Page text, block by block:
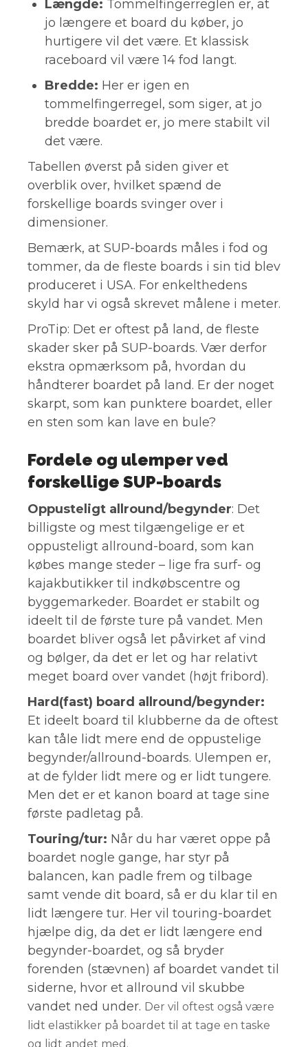
Længde: Tommelfingerreglen er, at
jo længere et board du køber, jo
hurtigere vil det være. Et klassisk
raceboard vil være 14 fod langt.
Bredde: Her er igen en
tommelfingerregel, som siger, at jo
bredde boardet er, jo mere stabilt vil
det være.
Tabellen øverst på siden giver et
overblik over, hvilket spænd de
forskellige boards svinger over i
dimensioner.
Bemærk, at SUP-boards måles i fod og
tommer, da de fleste boards i sin tid blev
produceret i USA. For enkelthedens
skyld har vi også skrevet målene i meter.
ProTip: Det er oftest på land, de fleste
skader sker på SUP-boards. Vær derfor
ekstra opmærksom på, hvordan du
håndterer boardet på land. Er der noget
skarpt, som kan punktere boardet, eller
en sten som kan lave en bule?
Fordele og ulemper ved
forskellige SUP-boards
Oppusteligt allround/begynder: Det
billigste og mest tilgængelige er et
oppusteligt allround-board, som kan
købes mange steder – lige fra surf- og
kajakbutikker til indkøbscentre og
byggemarkeder. Boardet er stabilt og
ideelt til de første ture på vandet. Men
boardet bliver også let påvirket af vind
og bølger, da det er let og har relativt
meget board over vandet (højt fribord).
Hard(fast) board allround/begynder:
Et ideelt board til klubberne da de oftest
kan tåle lidt mere end de oppustelige
begynder/allround-boards. Ulempen er,
at de fylder lidt mere og er lidt tungere.
Men det er et kanon board at tage sine
første padletag på.
Touring/tur: Når du har været oppe på
boardet nogle gange, har styr på
balancen, kan padle frem og tilbage
samt vende dit board, så er du klar til en
lidt længere tur. Her vil touring-boardet
hjælpe dig, da det er lidt længere end
begynder-boardet, og så bryder
forenden (stævnen) af boardet vandet til
siderne, hvor et allround vil skubbe
vandet ned under. Der vil oftest også være
lidt elastikker på boardet til at tage en taske
og lidt andet med.